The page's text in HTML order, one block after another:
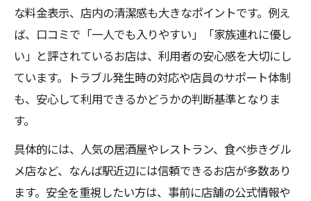
な料金表示、店内の清潔感も大きなポイントです。例え
ば、口コミで「一人でも入りやすい」「家族連れに優し
い」と評されているお店は、利用者の安心感を大切にし
ています。トラブル発生時の対応や店員のサポート体制
も、安心して利用できるかどうかの判断基準となりま
す。
具体的には、人気の居酒屋やレストラン、食べ歩きグル
メ店など、なんば駅近辺には信頼できるお店が多数あり
ます。安全を重視したい方は、事前に店舗の公式情報や